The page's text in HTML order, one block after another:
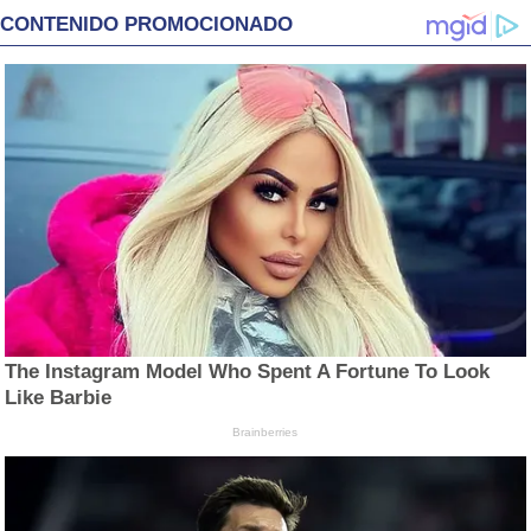
CONTENIDO PROMOCIONADO
The Instagram Model Who Spent A Fortune To Look
Like Barbie
Brainberries